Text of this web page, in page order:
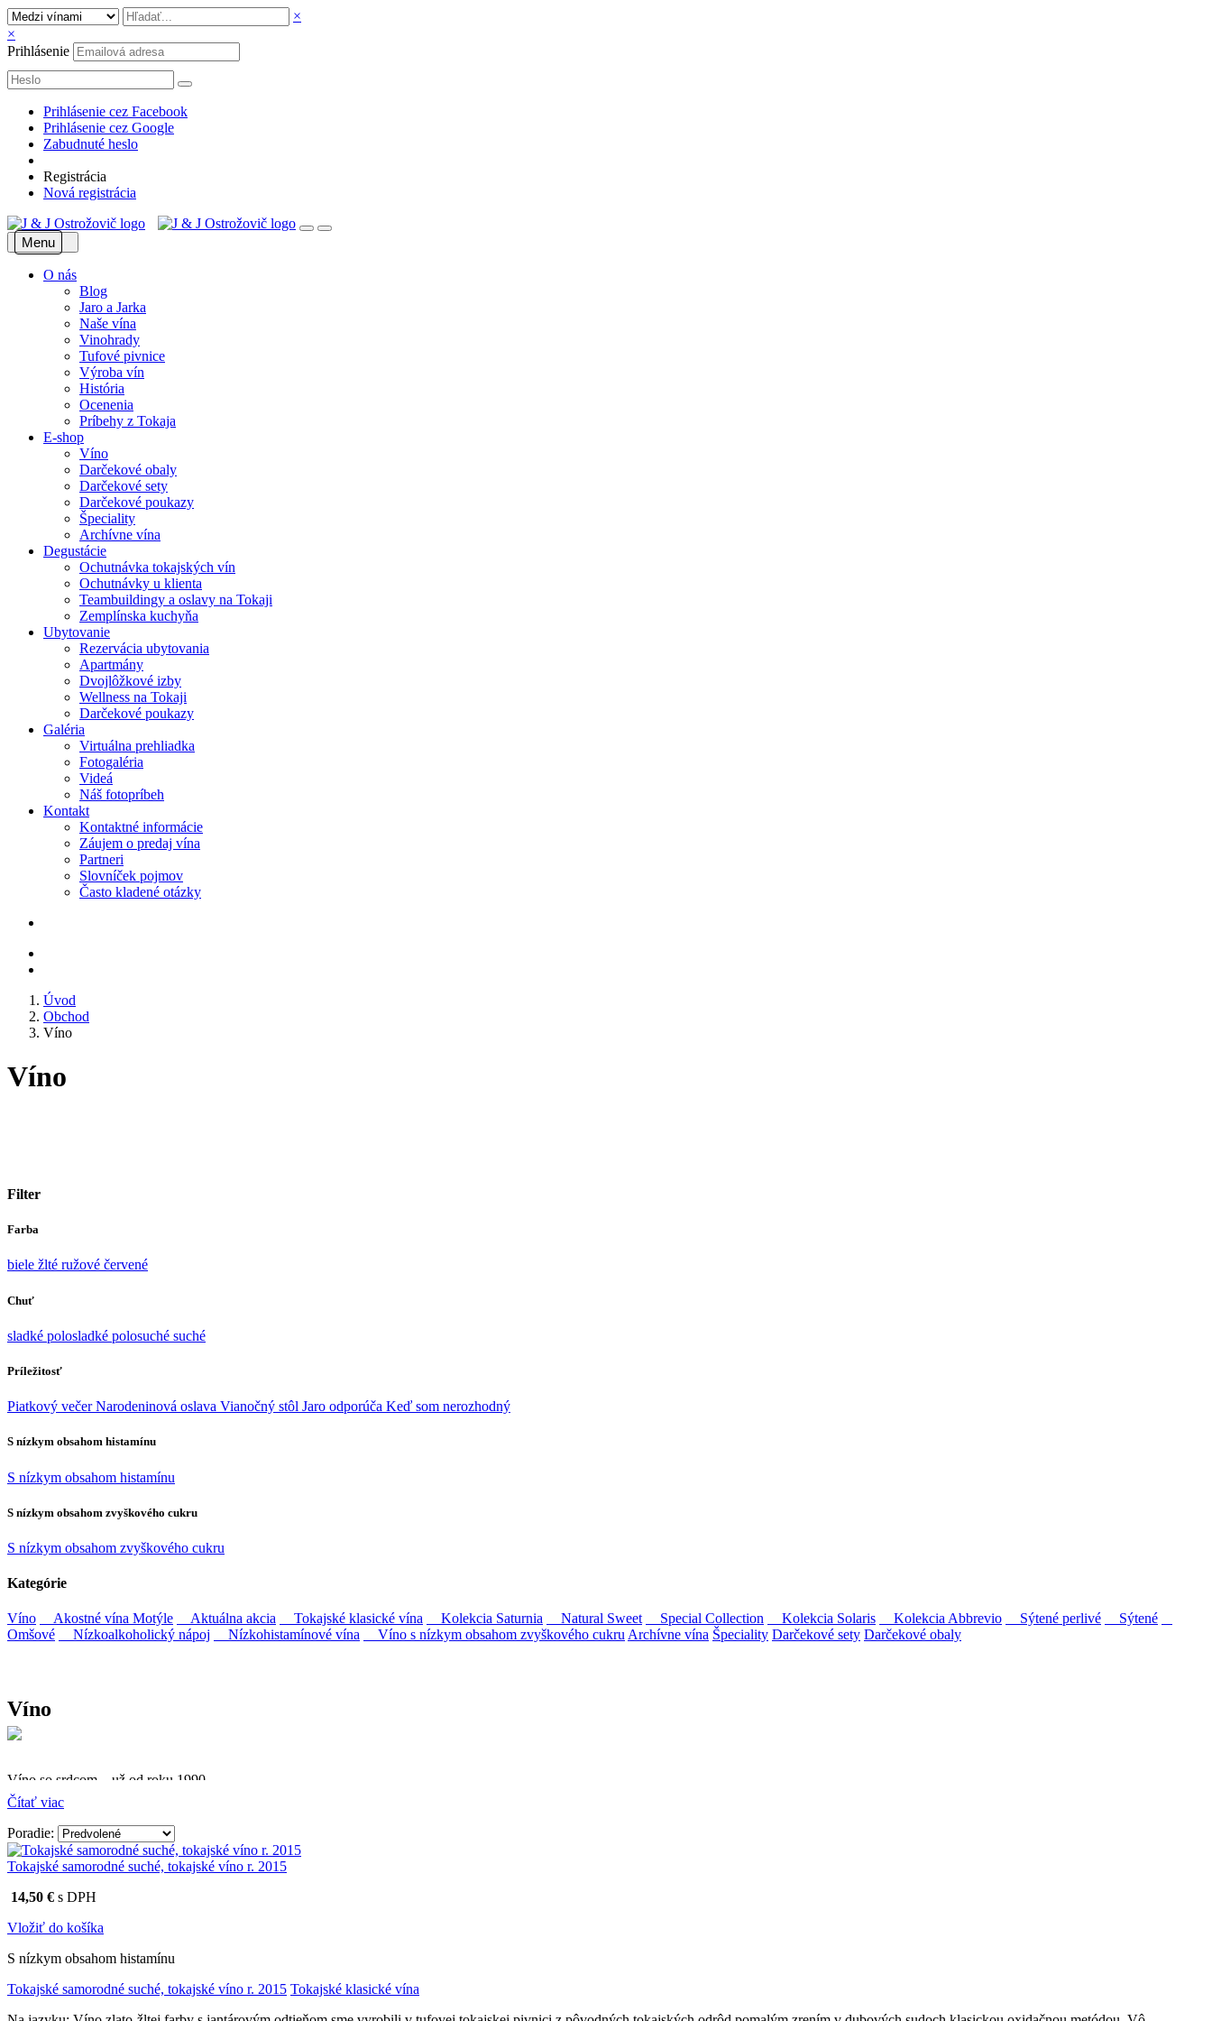
×
×
Prihlásenie
Prihlásenie cez Facebook
Prihlásenie cez Google
Zabudnuté heslo
Registrácia
Nová registrácia
Menu
O nás
Blog
Jaro a Jarka
Naše vína
Vinohrady
Tufové pivnice
Výroba vín
História
Ocenenia
Príbehy z Tokaja
E-shop
Víno
Darčekové obaly
Darčekové sety
Darčekové poukazy
Špeciality
Archívne vína
Degustácie
Ochutnávka tokajských vín
Ochutnávky u klienta
Teambuildingy a oslavy na Tokaji
Zemplínska kuchyňa
Ubytovanie
Rezervácia ubytovania
Apartmány
Dvojlôžkové izby
Wellness na Tokaji
Darčekové poukazy
Galéria
Virtuálna prehliadka
Fotogaléria
Videá
Náš fotopríbeh
Kontakt
Kontaktné informácie
Záujem o predaj vína
Partneri
Slovníček pojmov
Často kladené otázky
Úvod
Obchod
Víno
Víno
Filter
Farba
biele žlté ružové červené
Chuť
sladké polosladké polosuché suché
Príležitosť
Piatkový večerNarodeninová oslava Vianočný stôl Jaro odporúča Keď som nerozhodný
S nízkym obsahom histamínu
S nízkym obsahom histamínu
S nízkym obsahom zvyškového cukru
S nízkym obsahom zvyškového cukru
Kategórie
Víno Akostné vína Motýle Aktuálna akcia Tokajské klasické vína Kolekcia Saturnia Natural Sweet Special Collection Kolekcia Solaris Kolekcia Abbrevio Sýtené perlivé
Sýtené
Omšové
Nízkoalkoholický nápoj Nízkohistamínové vína Víno s nízkym obsahom zvyškového cukru Archívne vína Špeciality Darčekové sety Darčekové obaly
Víno
Víno so srdcom – už od roku 1990
Firma Ostrožovič je najstaršou privátnou firmou na slovenskom Tokaji.
Vyrábame kvalitné odrodové a výberové vína. Ako prví sme priniesli na slovenský trh sólo spracované vína z tokajských odrôd Furmint, Lipovina a Muškát žltý reduktívnou technológiou. Hrozno spracúvame
najmodernejšími technológiami, vrátane riadenej fermentácie.
Čítať viac
Poradie:
Tokajské samorodné suché, tokajské víno r. 2015
14,50 € s DPH
Vložiť do košíka
S nízkym obsahom histamínu
Tokajské samorodné suché, tokajské víno r. 2015 Tokajské klasické vína